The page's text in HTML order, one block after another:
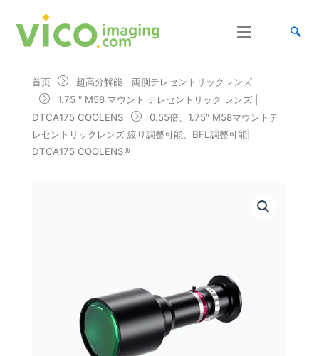
首页
超高分解能 両側テレセントリックレンズ
1.75 " M58 マウント テレセントリック レンズ |
DTCA175 COOLENS
0.55倍、1.75″ M58マウントテ
レセントリックレンズ 絞り調整可能、BFL調整可能|
DTCA175 COOLENS®